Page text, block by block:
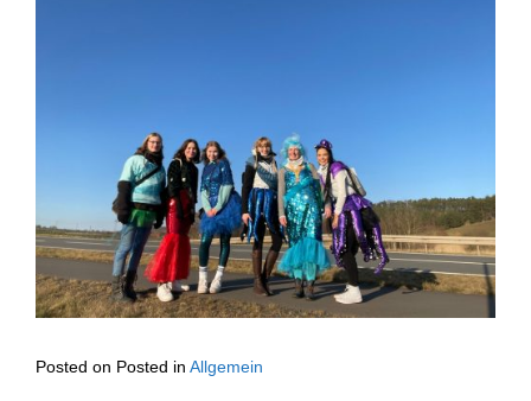
Posted on Posted in Allgemein